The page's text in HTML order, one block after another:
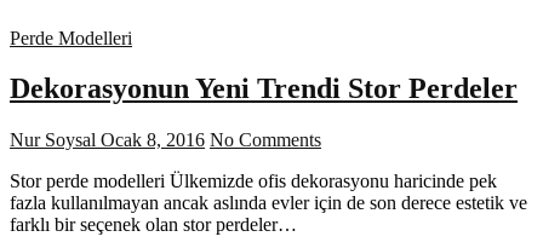
Perde Modelleri
Dekorasyonun Yeni Trendi Stor Perdeler
Nur Soysal Ocak 8, 2016 No Comments
Stor perde modelleri Ülkemizde ofis dekorasyonu haricinde pek
fazla kullanılmayan ancak aslında evler için de son derece estetik ve
farklı bir seçenek olan stor perdeler…